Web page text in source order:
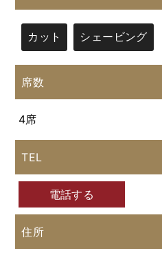
カット シェービング
席数
4席
TEL
電話する
住所